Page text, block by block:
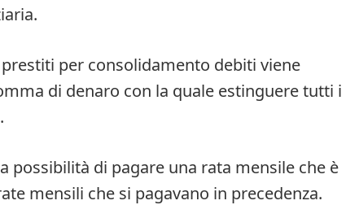
per consolidamento debiti viene
di denaro con la quale estinguere tutti i
possibilità di pagare una rata mensile che è
mensili che si pagavano in precedenza.